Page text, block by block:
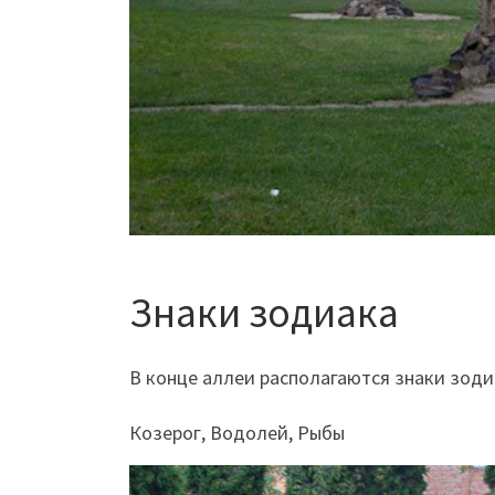
Знаки зодиака
В конце аллеи располагаются знаки
Козерог, Водолей, Рыбы